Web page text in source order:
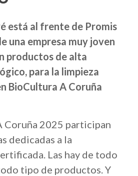
está al frente de Promis
una empresa muy joven
productos de alta
para la limpieza
BioCultura A Coruña
Coruña 2025 participan
dedicadas a la
Las hay de todo
tipo de productos. Y